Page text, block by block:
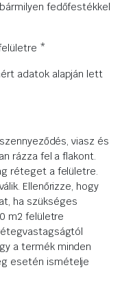
fedőfestékkel
*
adatok alapján lett
viasz és
rázza fel a flakont.
réteget a felületre.
Ellenőrizze, hogy
ha szükséges
m2 felületre
a termék minden
esetén ismételje